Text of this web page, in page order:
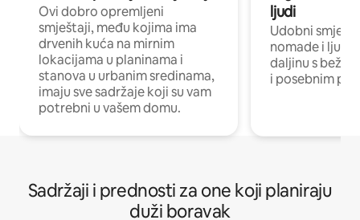
Ovi dobro opremljeni
smještaji, među kojima ima
drvenih kuća na mirnim
lokacijama u planinama i
stanova u urbanim sredinama,
imaju sve sadržaje koji su vam
potrebni u vašem domu.
ljudi
Udobni
nomade i ljude
daljinu s
i posebnim
Sadržaji i prednosti za one koji planiraju
duži boravak